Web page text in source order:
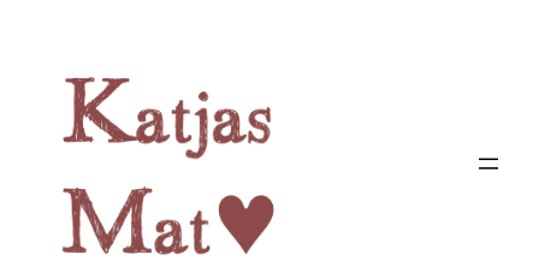
innehåll